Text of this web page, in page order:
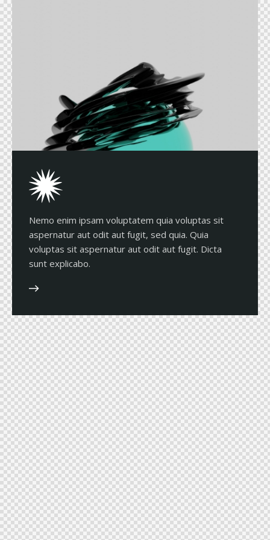
Nemo enim ipsam voluptatem quia voluptas sit
aspernatur aut odit aut fugit, sed quia. Quia
voluptas sit aspernatur aut odit aut fugit. Dicta
sunt explicabo.